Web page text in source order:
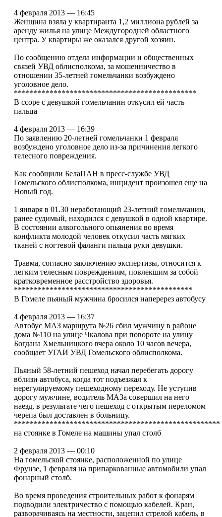
4 февраля 2013 — 16:45
Женщина взяла у квартиранта 1,2 миллиона рублей за
аренду жилья на улице Междугородней областного
центра. У квартиры же оказался другой хозяин.
По сообщению отдела информации и общественных
связей УВД облисполкома, за мошенничество в
отношении 35-летней гомельчанки возбуждено
уголовное дело.
**********************************************
В ссоре с девушкой гомельчанин откусил ей часть
пальца
4 февраля 2013 — 16:39
По заявлению 20-летней гомельчанки 1 февраля
возбуждено уголовное дело из-за причинения легкого
телесного повреждения.
Как сообщили БелаПАН в пресс-службе УВД
Гомельского облисполкома, инцидент произошел еще на
Новый год.
1 января в 01.30 неработающий 23-летний гомельчанин,
ранее судимый, находился с девушкой в одной квартире.
В состоянии алкогольного опьянения во время
конфликта молодой человек откусил часть мягких
тканей с ногтевой фаланги пальца руки девушки.
Травма, согласно заключению экспертизы, относится к
легким телесным повреждениям, повлекшим за собой
кратковременное расстройство здоровья.
*********************************************
В Гомеле пьяный мужчина бросился наперерез автобусу
4 февраля 2013 — 16:37
Автобус МАЗ маршрута №26 сбил мужчину в районе
дома №110 на улице Чкалова при повороте на улицу
Богдана Хмельницкого вчера около 10 часов вечера,
сообщает УГАИ УВД Гомельского облисполкома.
Пьяный 58-летний пешеход начал перебегать дорогу
вблизи автобуса, когда тот подъезжал к
нерегулируемому пешеходному переходу. Не уступив
дорогу мужчине, водитель МАЗа совершил на него
наезд, в результате чего пешеход с открытым переломом
черепа был доставлен в больницу.
****************************************************
на стоянке в Гомеле на машины упал столб
2 февраля 2013 — 00:10
На гомельской стоянке, расположенной по улице
Фрунзе, 1 февраля на припаркованные автомобили упал
фонарный столб.
Во время проведения строительных работ к фонарям
подводили электричество с помощью кабелей. Кран,
разворачиваясь на местности, зацепил стрелой кабель, в